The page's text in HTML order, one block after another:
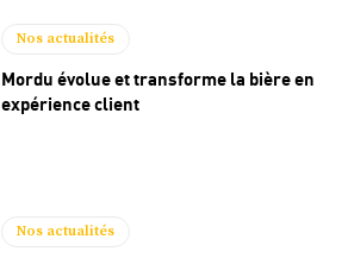
Nos actualités
Mordu évolue et transforme la bière en
expérience client
Nos actualités